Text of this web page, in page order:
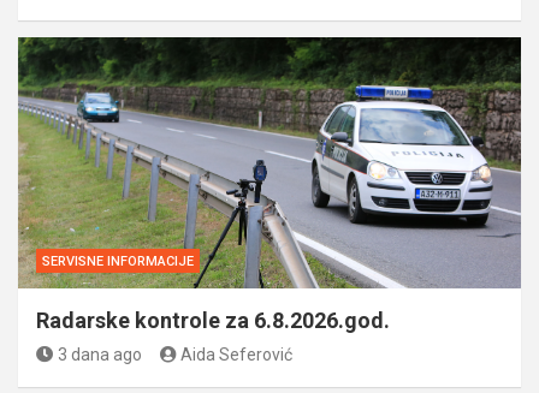
SERVISNE INFORMACIJE
Radarske kontrole za 6.8.2026.god.
3 dana ago Aida Seferović